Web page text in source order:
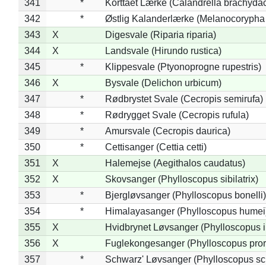
341 *
Korttået Lærke (Calandrella
342
*
Østlig Kalanderlærke (Melanocorypha
343
X
Digesvale (Riparia riparia)
344
X
Landsvale (Hirundo rustica)
345
*
Klippesvale (Ptyonoprogne rupestris)
346
X
Bysvale (Delichon urbicum)
347
*
Rødbrystet Svale (Cecropis semirufa)
348
*
Rødrygget Svale (Cecropis rufula)
349
*
Amursvale (Cecropis daurica)
350
*
Cettisanger (Cettia cetti)
351
X
Halemejse (Aegithalos caudatus)
352
X
Skovsanger (Phylloscopus sibilatrix)
353
*
Bjergløvsanger (Phylloscopus bonelli)
354
*
Himalayasanger (Phylloscopus
355
X
Hvidbrynet Løvsanger (Phylloscopus
356
X
Fuglekongesanger (Phylloscopus
357
*
Schwarz' Løvsanger (Phylloscopus